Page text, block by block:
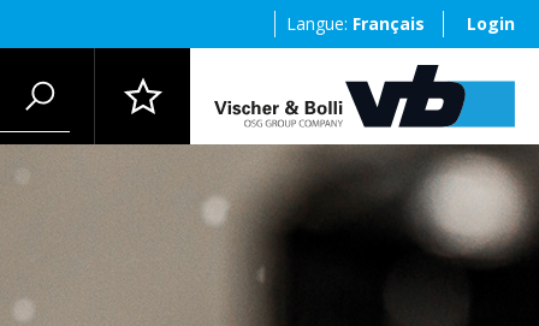
Langue: Français Login